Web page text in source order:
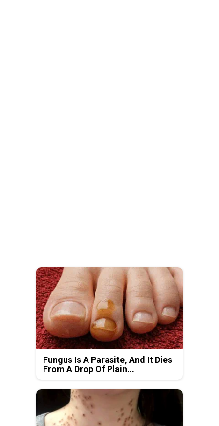
Fungus Is A Parasite, And It Dies
From A Drop Of Plain...